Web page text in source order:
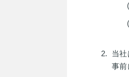
当
事前